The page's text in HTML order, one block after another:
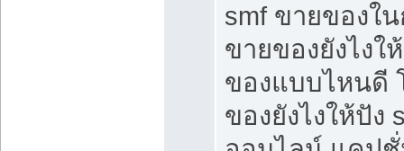
smf ขายของใ
ขายของยังไง
ของแบบไหนดี
ของยังไงให้ปั